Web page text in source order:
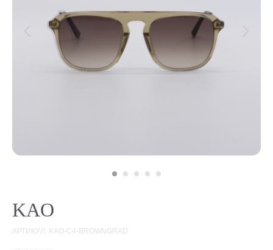
KAO
АРТИКУЛ: KAO-C4-BROWNGRAD